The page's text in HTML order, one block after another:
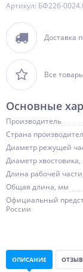
Артикул: БФ226-
Доставка
Все
Основные
Производитель
Страна
Диаметр режущей
Диаметр
Длина рабочей
Общая длина, мм
Официальный
России
ОПИСАНИЕ